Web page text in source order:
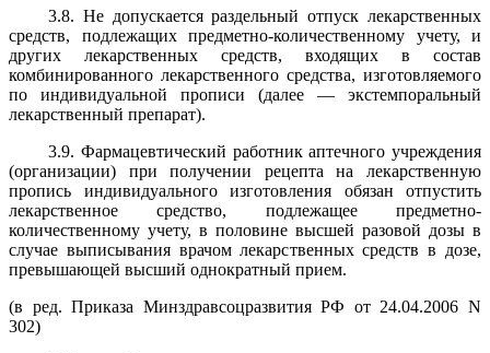
3.8. Не допускается раздельный отпуск лекарственных
средств, подлежащих предметно-количественному учету, и
других лекарственных средств, входящих в состав
комбинированного лекарственного средства, изготовляемого
по индивидуальной прописи (далее — экстемпоральный
лекарственный препарат).
3.9. Фармацевтический работник аптечного учреждения
(организации) при получении рецепта на лекарственную
пропись индивидуального изготовления обязан отпустить
лекарственное средство, подлежащее предметно-
количественному учету, в половине высшей разовой дозы в
случае выписывания врачом лекарственных средств в дозе,
превышающей высший однократный прием.
(в ред. Приказа Минздравсоцразвития РФ от 24.04.2006 N
302)